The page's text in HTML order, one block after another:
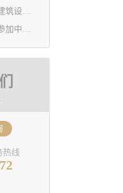
关于召开全国建筑设计行业创新创优学术峰会暨第十一届 江苏省园艺博览会博览园规划设计学术交流会的通知
转发关于组织参加中设协“企业会计准则新变化与税收新政策解读、工程勘察设计企业 收入确认与成本处理实务操作与税务全面筹划培训班”的通知
热线